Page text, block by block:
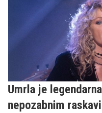
Umrla je
nepozabnim